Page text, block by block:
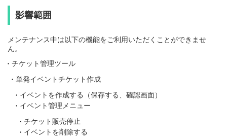
影響範囲
メンテナンス中は以下の機能をご利用いただくことができませ
ん。
チケット管理ツール
単発イベントチケット作成
イベントを作成する（保存する、確認画面）
イベント管理メニュー
チケット販売停止
イベントを削除する